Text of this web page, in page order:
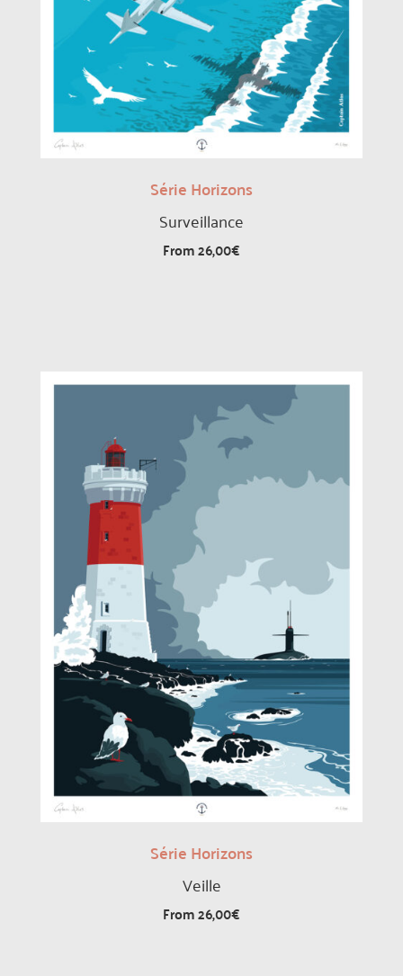
Série Horizons
Surveillance
From26,00€
Série Horizons
Veille
From26,00€